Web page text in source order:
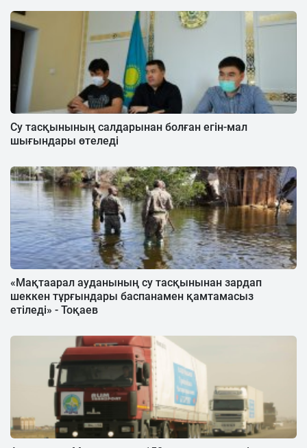
Су тасқынының салдарынан болған егін-мал
шығындары өтеледі
«Мақтаарал ауданының су тасқынынан зардап
шеккен тұрғындары баспанамен қамтамасыз
етіледі» - Тоқаев